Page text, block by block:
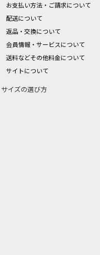
お支払い方法・ご請求について
配送について
返品・交換について
会員情報・サービスについて
送料などその他料金について
サイトについて
サイズの選び方